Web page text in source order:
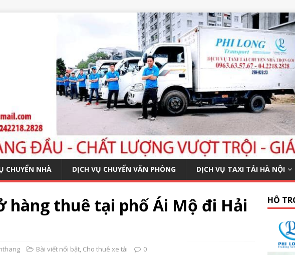
CHUYỂN NHÀ DỊCH VỤ CHUYỂN VĂN PHÒNG DỊCH VỤ TAXI TẢI HÀ NỘI
hàng thuê tại phố Ái Mộ đi Hải
Bài viết nổi bật, Cho thuê xe tải 0
HỖ